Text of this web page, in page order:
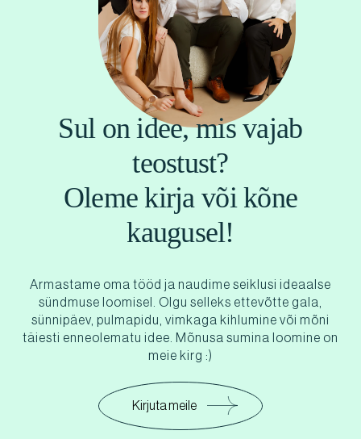
Sul on idee, mis vajab
teostust?
Oleme kirja või kõne
kaugusel!
Armastame oma tööd ja naudime seiklusi ideaalse
sündmuse loomisel. Olgu selleks ettevõtte gala,
sünnipäev, pulmapidu, vimkaga kihlumine või mõni
täiesti enneolematu idee. Mõnusa sumina loomine on
meie kirg :)
Kirjuta meile